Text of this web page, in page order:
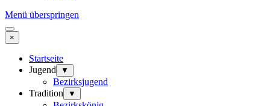
Menü überspringen
×
Startseite
Jugend
▼
Bezirksjugend
Tradition
▼